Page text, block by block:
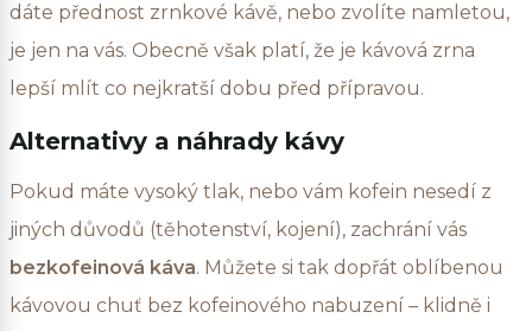
dáte přednost zrnkové kávě, nebo zvolíte namletou,
je jen na vás. Obecně však platí, že je kávová zrna
lepší mlít co nejkratší dobu před přípravou.
Alternativy a náhrady kávy
Pokud máte vysoký tlak, nebo vám kofein nesedí z
jiných důvodů (těhotenství, kojení), zachrání vás
bezkofeinová káva. Můžete si tak dopřát oblíbenou
kávovou chuť bez kofeinového nabuzení – klidně i